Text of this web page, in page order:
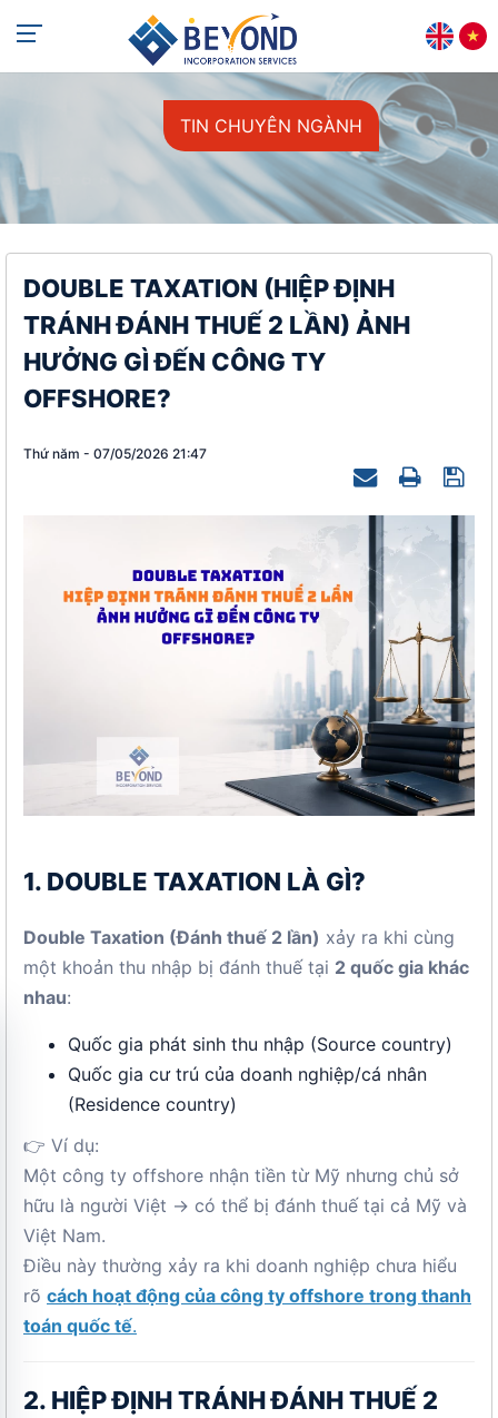
+84 813 405 565
support@beyondincorp.com
TIN CHUYÊN NGÀNH
DOUBLE TAXATION (HIỆP ĐỊNH
TRÁNH ĐÁNH THUẾ 2 LẦN) ẢNH
HƯỞNG GÌ ĐẾN CÔNG TY
OFFSHORE?
Thứ năm - 07/05/2026 21:47
1. DOUBLE TAXATION LÀ GÌ?
Double Taxation (Đánh thuế 2 lần) xảy ra khi cùng
một khoản thu nhập bị đánh thuế tại 2 quốc gia khác
nhau:
Quốc gia phát sinh thu nhập (Source country)
Quốc gia cư trú của doanh nghiệp/cá nhân
(Residence country)
👉 Ví dụ:
Một công ty offshore nhận tiền từ Mỹ nhưng chủ sở
hữu là người Việt → có thể bị đánh thuế tại cả Mỹ và
Việt Nam.
Điều này thường xảy ra khi doanh nghiệp chưa hiểu
rõ cách hoạt động của công ty offshore trong thanh
toán quốc tế.
2. HIỆP ĐỊNH TRÁNH ĐÁNH THUẾ 2